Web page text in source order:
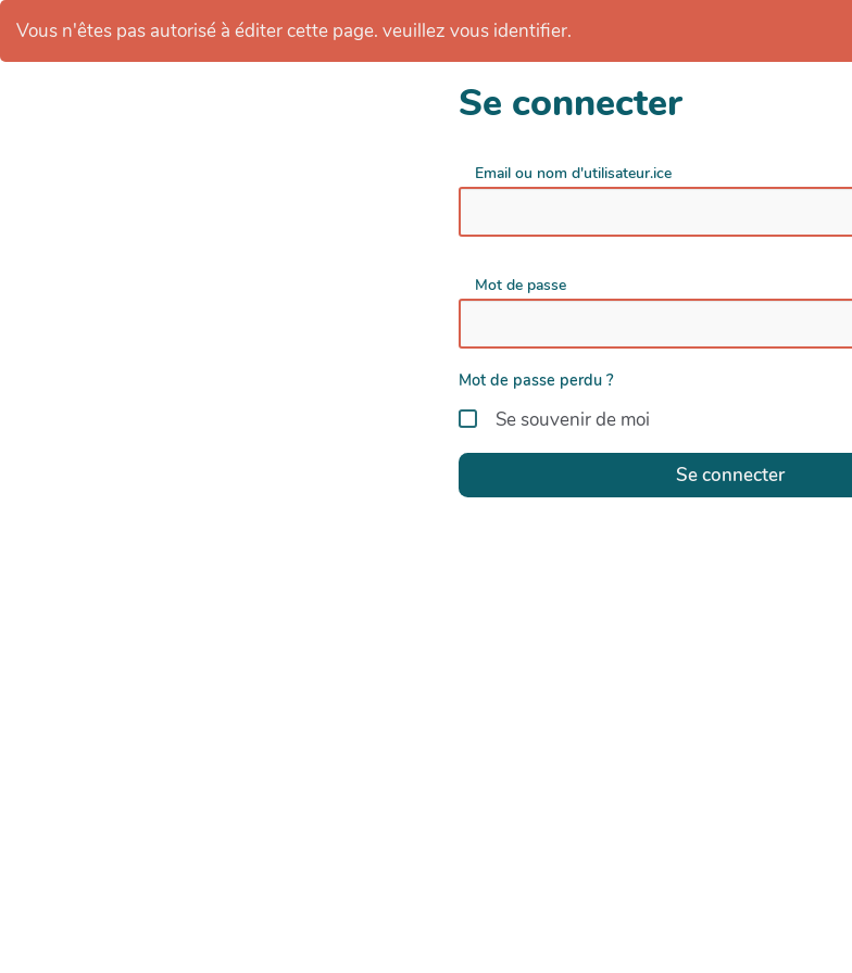
Vous n'êtes pas autorisé à éditer cette page. veuillez vous identifier.
Se connecter
Email ou nom d'utilisateur.ice
Mot de passe
Mot de passe perdu ?
Se souvenir de moi
Se connecter